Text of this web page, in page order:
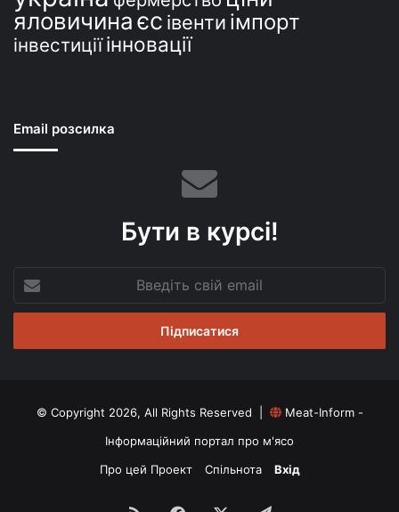
яловичинаєс івенти імпорт
інвестиції інновації
Email розсилка
Бути в курсі!
свій
email
© Copyright 2026, All Rights Reserved |
Meat-Inform -
Інформаційний портал про м'ясо
Про цей Проект
Спільнота Вхід